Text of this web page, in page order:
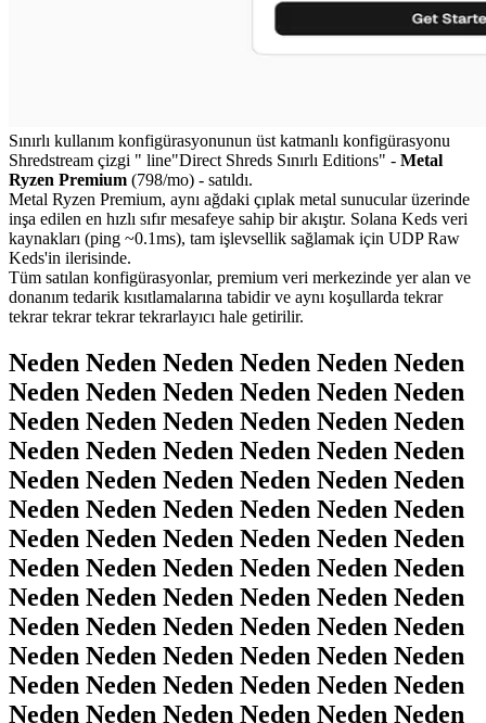
Sınırlı kullanım konfigürasyonunun üst katmanlı konfigürasyonu
Shredstream çizgi " line"Direct Shreds Sınırlı Editions" - Metal
Ryzen Premium (798/mo) - satıldı.
Metal Ryzen Premium, aynı ağdaki çıplak metal sunucular üzerinde
inşa edilen en hızlı sıfır mesafeye sahip bir akıştır. Solana Keds veri
kaynakları (ping ~0.1ms), tam işlevsellik sağlamak için UDP Raw
Keds'in ilerisinde.
Tüm satılan konfigürasyonlar, premium veri merkezinde yer alan ve
donanım tedarik kısıtlamalarına tabidir ve aynı koşullarda tekrar
tekrar tekrar tekrar tekrarlayıcı hale getirilir.
Neden Neden Neden Neden Neden Neden
Neden Neden Neden Neden Neden Neden
Neden Neden Neden Neden Neden Neden
Neden Neden Neden Neden Neden Neden
Neden Neden Neden Neden Neden Neden
Neden Neden Neden Neden Neden Neden
Neden Neden Neden Neden Neden Neden
Neden Neden Neden Neden Neden Neden
Neden Neden Neden Neden Neden Neden
Neden Neden Neden Neden Neden Neden
Neden Neden Neden Neden Neden Neden
Neden Neden Neden Neden Neden Neden
Neden Neden Neden Neden Neden Neden